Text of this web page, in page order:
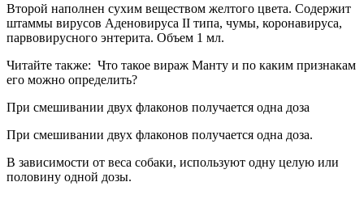
Второй наполнен сухим веществом желтого цвета. Содержит
штаммы вирусов Аденовируса II типа, чумы, коронавируса,
парвовирусного энтерита. Объем 1 мл.
Читайте также: Что такое вираж Манту и по каким признакам
его можно определить?
При смешивании двух флаконов получается одна доза
При смешивании двух флаконов получается одна доза.
В зависимости от веса собаки, используют одну целую или
половину одной дозы.